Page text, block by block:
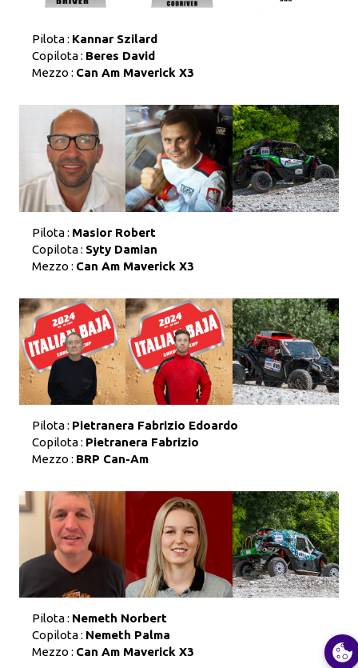
Pilota : Kannar Szilard
Copilota : Beres David
Mezzo : Can Am Maverick X3
Pilota : Masior Robert
Copilota : Syty Damian
Mezzo : Can Am Maverick X3
Pilota : Pietranera Fabrizio Edoardo
Copilota : Pietranera Fabrizio
Mezzo : BRP Can-Am
Pilota : Nemeth Norbert
Copilota : Nemeth Palma
Mezzo : Can Am Maverick X3